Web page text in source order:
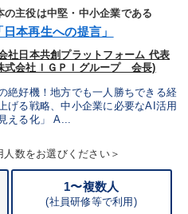
の主役は中堅・中小企業である
本再生への提言」
社日本共創プラットフォーム 代表
式会社ＩＧＰＩグループ 会長)
絶好機！地方でも一人勝ちできる経
げる戦略、中小企業に必要なAI活用
える化」 A...
人数をお選びください＞
1〜複数人
(社員研修等で利用)